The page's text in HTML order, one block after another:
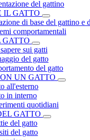
del gattino
IL GATTO
di base del gattino e
comportamentali
GATTO
sui gatti
del gatto
del gatto
UN GATTO
all'esterno
in interno
quotidiani
GATTO
del gatto
del gatto